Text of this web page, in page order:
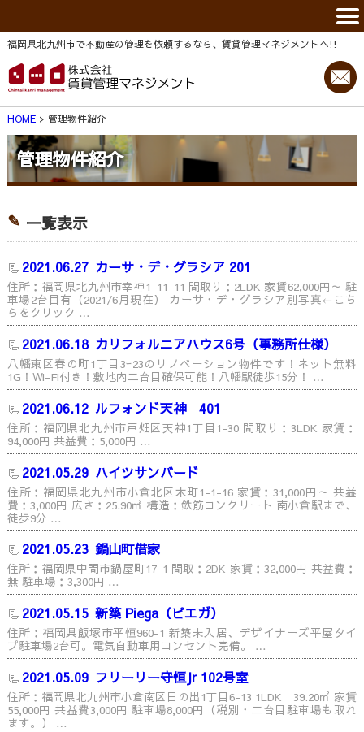
福岡県北九州市で不動産の管理を依頼するなら、賃貸管理マネジメントヘ!!
HOME 管理物件紹介
管理物件紹介
一覧表示
2021.06.27 カーサ・デ・グラシア 201
住所：福岡県北九州市幸神1-11-11 間取り：2LDK 家賃62,000円～ 駐
車場2台目有（2021/6月現在） カーサ・デ・グラシア別写真←こち
らをクリック …
2021.06.18 カリフォルニアハウス6号（事務所仕様）
八幡東区春の町1丁目3ｰ23のリノベーション物件です！ネット無料
1G！Wi-Fi付き！敷地内二台目確保可能！八幡駅徒歩15分！ …
2021.06.12 ルフォンド天神 401
住所：福岡県北九州市戸畑区天神1丁目1-30 間取り：3LDK 家賃：
94,000円 共益費：5,000円 …
2021.05.29 ハイツサンバード
住所：福岡県北九州市小倉北区木町1-1-16 家賃：31,000円～ 共益
費：3,000円 広さ：25.90㎡ 構造：鉄筋コンクリート 南小倉駅まで、
徒歩9分 …
2021.05.23 鍋山町借家
住所：福岡県中間市鍋屋町17-1 間取：2DK 家賃：32,000円 共益費：
無 駐車場：3,300円 …
2021.05.15 新築 Piega（ピエガ）
住所：福岡県飯塚市平恒960-1 新築未入居、デザイナーズ平屋タイ
プ駐車場2台可。電気自動車用コンセント完備。 …
2021.05.09 フリーリー守恒Jr 102号室
住所：福岡県北九州市小倉南区日の出1丁目6-13 1LDK 39.20㎡ 家賃
55,000円 共益費3,000円 駐車場8,000円（税別・二台目駐車場も取れ
ます。） …